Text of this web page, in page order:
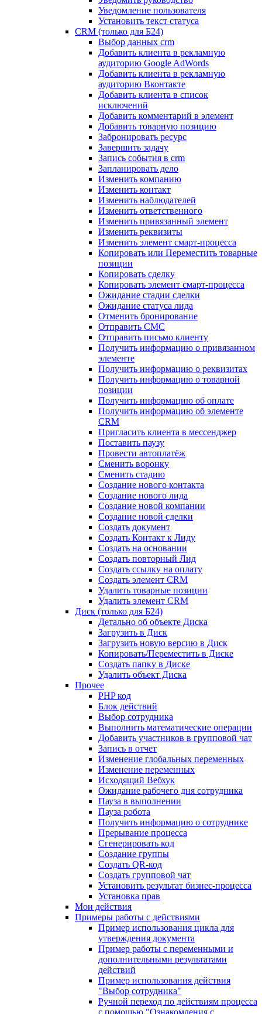
Уведомление пользователя
Установить текст статуса
CRM (только для Б24)
Выбор данных crm
Добавить клиента в рекламную
аудиторию Google AdWords
Добавить клиента в рекламную
аудиторию Вконтакте
Добавить клиента в список
исключений
Добавить комментарий в элемент
Добавить товарную позицию
Забронировать ресурс
Завершить задачу
Запись события в crm
Запланировать дело
Изменить компанию
Изменить контакт
Изменить наблюдателей
Изменить ответственного
Изменить привязанный элемент
Изменить реквизиты
Изменить элемент смарт-процесса
Копировать или Переместить товарные
позиции
Копировать сделку
Копировать элемент смарт-процесса
Ожидание стадии сделки
Ожидание статуса лида
Отменить бронирование
Отправить СМС
Отправить письмо клиенту
Получить информацию о привязанном
элементе
Получить информацию о реквизитах
Получить информацию о товарной
позиции
Получить информацию об оплате
Получить информацию об элементе
CRM
Пригласить клиента в мессенджер
Поставить паузу
Провести автоплатёж
Сменить воронку
Сменить стадию
Создание нового контакта
Создание нового лида
Создание новой компании
Создание новой сделки
Создать документ
Создать Контакт к Лиду
Создать на основании
Создать повторный Лид
Создать ссылку на оплату
Создать элемент CRM
Удалить товарные позиции
Удалить элемент CRM
Диск (только для Б24)
Детально об объекте Диска
Загрузить в Диск
Загрузить новую версию в Диск
Копировать/Переместить в Диске
Создать папку в Диске
Удалить объект Диска
Прочее
PHP код
Блок действий
Выбор сотрудника
Выполнить математические операции
Добавить участников в групповой чат
Запись в отчет
Изменение глобальных переменных
Изменение переменных
Исходящий Вебхук
Ожидание рабочего дня сотрудника
Пауза в выполнении
Пауза робота
Получить информацию о сотруднике
Прерывание процесса
Сгенерировать код
Создание группы
Создать QR-код
Создать групповой чат
Установить результат бизнес-процесса
Установка прав
Мои действия
Примеры работы с действиями
Пример использования цикла для
утверждения документа
Пример работы с переменными и
дополнительными результатами
действий
Пример использования действия
"Выбор сотрудника"
Ручной переход по действиям процесса
с помощью "Ознакомления с